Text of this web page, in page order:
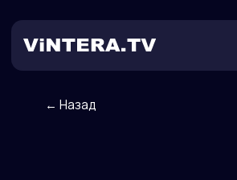
← Назад